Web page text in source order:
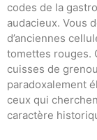
codes de la
audacieux. Vous
d’anciennes
tomettes rouges.
cuisses de
paradoxalement
ceux qui
caractère